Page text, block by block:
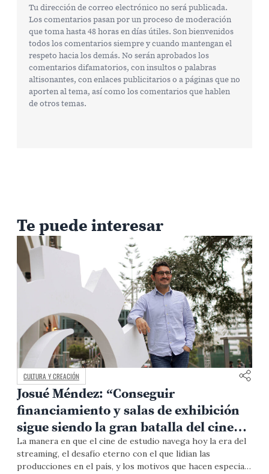
Tu dirección de correo electrónico no será publicada.
Los comentarios pasan por un proceso de moderación
que toma hasta 48 horas en días útiles. Son bienvenidos
todos los comentarios siempre y cuando mantengan el
respeto hacia los demás. No serán aprobados los
comentarios difamatorios, con insultos o palabras
altisonantes, con enlaces publicitarios o a páginas que no
aporten al tema, así como los comentarios que hablen
de otros temas.
Te puede interesar
CULTURA Y CREACIÓN
Josué Méndez: “Conseguir
financiamiento y salas de exhibición
sigue siendo la gran batalla del cine
independiente en el Perú”
La manera en que el cine de estudio navega hoy la era del
streaming, el desafío eterno con el que lidian las
producciones en el país, y los motivos que hacen especial